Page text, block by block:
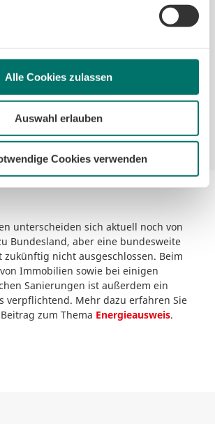
Einsatz der Cookies auf das notwendige
betreiben zu können.
Alle Cookies zulassen
Auswahl erlauben
Cookies verwenden
Gesetzen steht.
Solarpflicht gab es in
2023.
unterscheiden sich aktuell noch von
Bundesland, aber eine bundesweite
zukünftig nicht ausgeschlossen. Beim
Immobilien sowie bei einigen
Sanierungen ist außerdem ein
verpflichtend. Mehr dazu erfahren Sie
zum Thema Energieausweis.